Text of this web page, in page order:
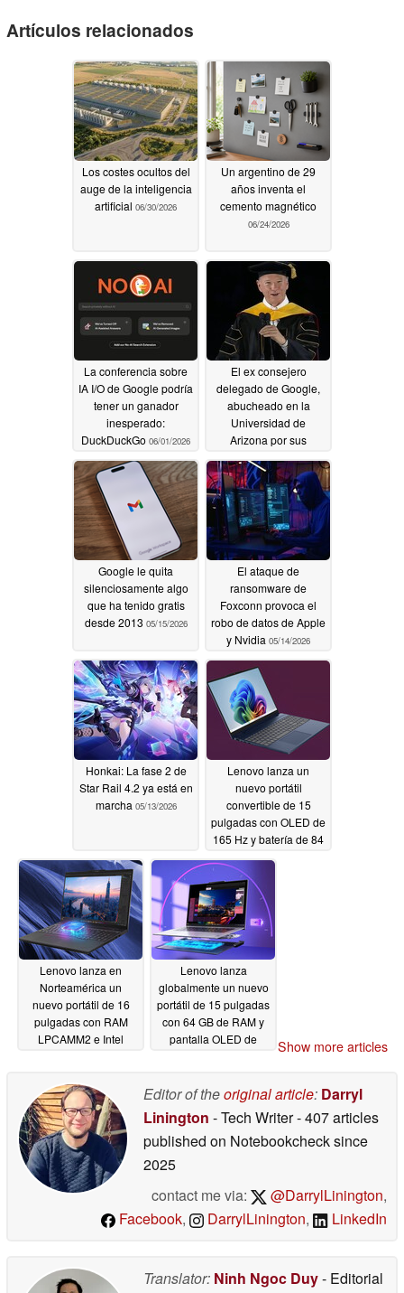
Artículos relacionados
Los costes ocultos del
auge de la inteligencia
artificial 06/30/2026
Un argentino de 29
años inventa el
cemento magnético
06/24/2026
La conferencia sobre
IA I/O de Google podría
tener un ganador
inesperado:
DuckDuckGo 06/01/2026
El ex consejero
delegado de Google,
abucheado en la
Universidad de
Arizona por sus
IA05/19/2026
Google le quita
silenciosamente algo
que ha tenido gratis
desde 2013 05/15/2026
El ataque de
ransomware de
Foxconn provoca el
robo de datos de Apple
y Nvidia 05/14/2026
Honkai: La fase 2 de
Star Rail 4.2 ya está en
marcha 05/13/2026
Lenovo lanza un
nuevo portátil
convertible de 15
pulgadas con OLED de
165 Hz y batería de 84
05/13/2026
Lenovo lanza en
Norteamérica un
nuevo portátil de 16
pulgadas con RAM
LPCAMM2 e Intel
Lenovo lanza
globalmente un nuevo
portátil de 15 pulgadas
con 64 GB de RAM y
pantalla OLED de
Show more articles
Editor of theoriginal article: Darryl
Linington - Tech Writer- 407 articles
published on Notebookchecksince
2025
contact me via:
@DarrylLinington,
Facebook, DarrylLinington, LinkedIn
Translator: Ninh Ngoc Duy- Editorial